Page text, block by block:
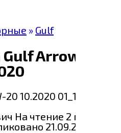
» Gulf
Arrow GT-
На чтение 2 мин
21.09.2024